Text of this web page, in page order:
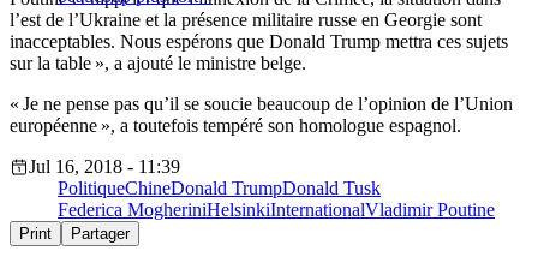
l’est de l’Ukraine et la présence militaire russe en Georgie sont
inacceptables. Nous espérons que Donald Trump mettra ces sujets
sur la table », a ajouté le ministre belge.
« Je ne pense pas qu’il se soucie beaucoup de l’opinion de l’Union
européenne », a toutefois tempéré son homologue espagnol.
Jul 16, 2018 - 11:39
PolitiqueChineDonald TrumpDonald Tusk
Federica MogheriniHelsinkiInternationalVladimir Poutine
Print Partager